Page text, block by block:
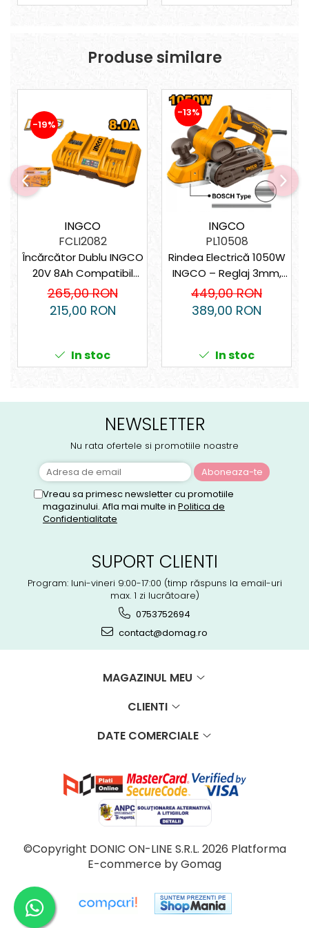
Produse similare
-19%
INGCO
FCLI2082
Încărcător Dublu INGCO
20V 8Ah Compatibil
P20S 2 Sloturi
265,00 RON
215,00 RON
In stoc
-13%
INGCO
PL10508
Rindea Electrică 1050W
INGCO – Reglaj 3mm,
Tăiere 82x3mm, 16.000
rpm
449,00 RON
389,00 RON
In stoc
NEWSLETTER
Nu rata ofertele si promotiile noastre
Vreau sa primesc newsletter cu promotiile
magazinului. Afla mai multe in Politica de
Confidentialitate
SUPORT CLIENTI
Program: luni-vineri 9:00-17:00 (timp răspuns la email-uri
max. 1 zi lucrătoare)
0753752694
contact@domag.ro
MAGAZINUL MEU
CLIENTI
DATE COMERCIALE
©Copyright DONIC ON-LINE S.R.L. 2026 Platforma
E-commerce by Gomag